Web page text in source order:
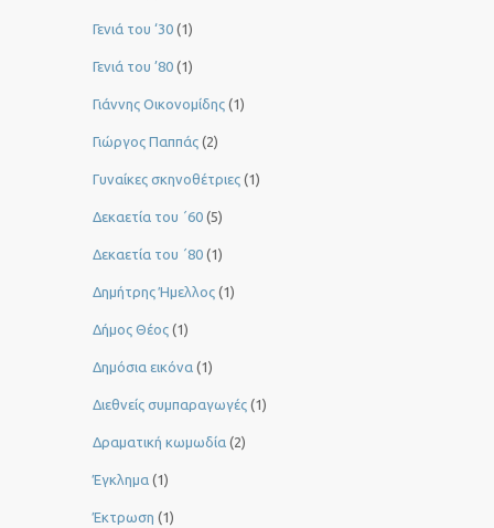
Γενιά του ‘30 (1)
Γενιά του ’80 (1)
Γιάννης Οικονομίδης (1)
Γιώργος Παππάς (2)
Γυναίκες σκηνοθέτριες (1)
Δεκαετία του ΄60 (5)
Δεκαετία του ΄80 (1)
Δημήτρης Ήμελλος (1)
Δήμος Θέος (1)
Δημόσια εικόνα (1)
Διεθνείς συμπαραγωγές (1)
Δραματική κωμωδία (2)
Έγκλημα (1)
Έκτρωση (1)